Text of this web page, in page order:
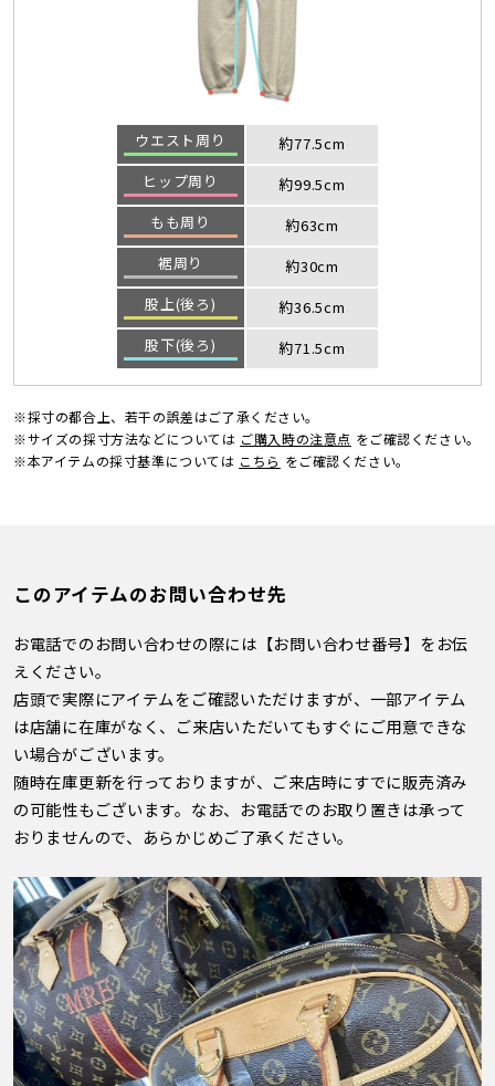
ウエスト周り
約77.5cm
ヒップ周り
約99.5cm
もも周り
約63cm
裾周り
約30cm
股上(後ろ)
約36.5cm
股下(後ろ)
約71.5cm
※採寸の都合上、若干の誤差はご了承ください。
※サイズの採寸方法などについては ご購入時の注意点 をご確認ください。
※本アイテムの採寸基準については こちら をご確認ください。
このアイテムのお問い合わせ先
お電話でのお問い合わせの際には【お問い合わせ番号】をお伝
えください。
店頭で実際にアイテムをご確認いただけますが、一部アイテム
は店舗に在庫がなく、ご来店いただいてもすぐにご用意できな
い場合がございます。
随時在庫更新を行っておりますが、ご来店時にすでに販売済み
の可能性もございます。なお、お電話でのお取り置きは承って
おりませんので、あらかじめご了承ください。